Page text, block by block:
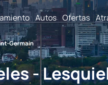
Autos Ofertas
Germain
-